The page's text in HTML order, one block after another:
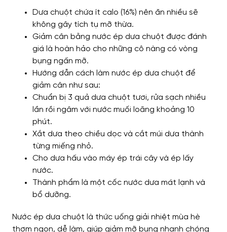
Dưa chuột chứa ít calo (16%) nên ăn nhiều sẽ
không gây tích tụ mỡ thừa.
Giảm cân bằng nước ép dưa chuột được đánh
giá là hoàn hảo cho những cô nàng có vòng
bụng ngấn mỡ.
Hướng dẫn cách làm nước ép dưa chuột để
giảm cân như sau:
Chuẩn bị 3 quả dưa chuột tươi, rửa sạch nhiều
lần rồi ngâm với nước muối loãng khoảng 10
phút.
Xắt dưa theo chiều dọc và cắt múi dưa thành
từng miếng nhỏ.
Cho dưa hấu vào máy ép trái cây và ép lấy
nước.
Thành phẩm là một cốc nước dưa mát lạnh và
bổ dưỡng.
Nước ép dưa chuột là thức uống giải nhiệt mùa hè
thơm ngon, dễ làm, giúp giảm mỡ bụng nhanh chóng